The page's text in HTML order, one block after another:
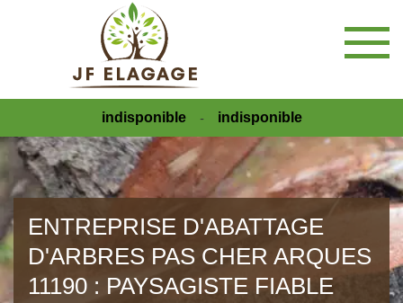
indisponible - indisponible
ENTREPRISE D'ABATTAGE
D'ARBRES PAS CHER ARQUES
11190 : PAYSAGISTE FIABLE